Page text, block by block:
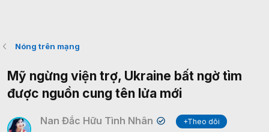
Nóng trên mạng
Mỹ ngừng viện trợ, Ukraine bất ngờ tìm
được nguồn cung tên lửa mới
Nan Đắc Hữu Tình Nhân ✔
+Theo dõi